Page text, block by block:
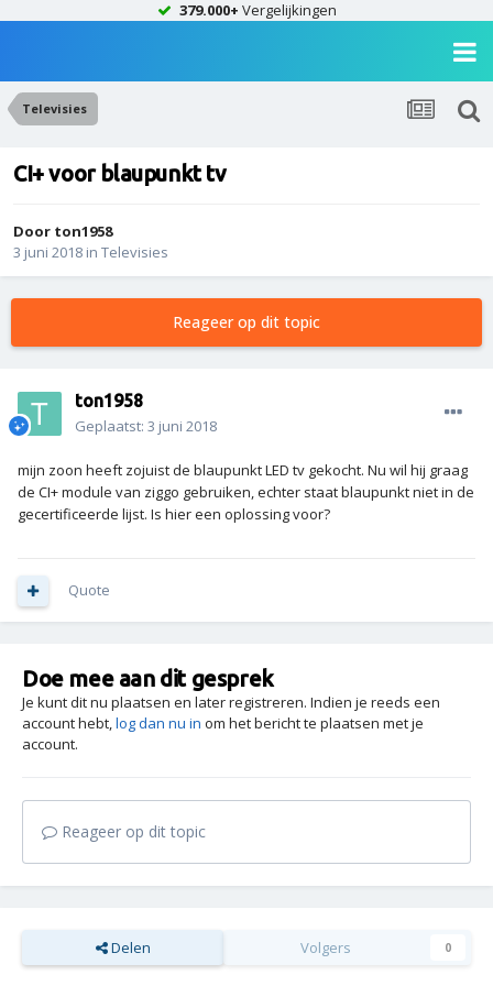
379.000+ Vergelijkingen
Televisies
CI+ voor blaupunkt tv
Door ton1958
3 juni 2018 in Televisies
Reageer op dit topic
ton1958
Geplaatst: 3 juni 2018
mijn zoon heeft zojuist de blaupunkt LED tv gekocht. Nu wil hij graag
de CI+ module van ziggo gebruiken, echter staat blaupunkt niet in de
gecertificeerde lijst. Is hier een oplossing voor?
Quote
Doe mee aan dit gesprek
Je kunt dit nu plaatsen en later registreren. Indien je reeds een
account hebt,log dan nu in om het bericht te plaatsen met je
account.
Reageer op dit topic
Delen Volgers 0